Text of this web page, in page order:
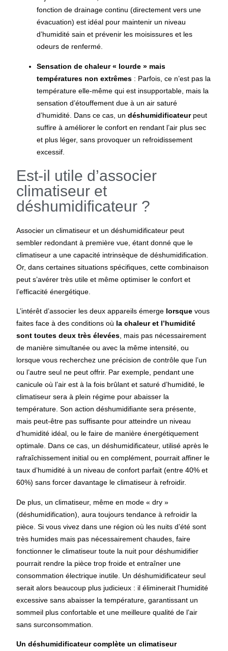
fonction de drainage continu (directement vers une
évacuation) est idéal pour maintenir un niveau
d’humidité sain et prévenir les moisissures et les
odeurs de renfermé.
Sensation de chaleur « lourde » mais
températures non extrêmes : Parfois, ce n’est pas la
température elle-même qui est insupportable, mais la
sensation d’étouffement due à un air saturé
d’humidité. Dans ce cas, undéshumidificateurpeut
suffire à améliorer le confort en rendant l’air plus sec
et plus léger, sans provoquer un refroidissement
excessif.
Est-il utile d’associer
climatiseur et
déshumidificateur ?
Associer un climatiseur et un déshumidificateur peut
sembler redondant à première vue, étant donné que le
climatiseur a une capacité intrinsèque de déshumidification.
Or, dans certaines situations spécifiques, cette combinaison
peut s’avérer très utile et même optimiser le confort et
l’efficacité énergétique.
L’intérêt d’associer les deux appareils émerge lorsque vous
faites face à des conditions où la chaleur et l’humidité
sont toutes deux très élevées , mais pas nécessairement
de manière simultanée ou avec la même intensité, ou
lorsque vous recherchez une précision de contrôle que l’un
ou l’autre seul ne peut offrir. Par exemple, pendant une
canicule où l’air est à la fois brûlant et saturé d’humidité, le
climatiseur sera à plein régime pour abaisser la
température. Son action déshumidifiante sera présente,
mais peut-être pas suffisante pour atteindre un niveau
d’humidité idéal, ou le faire de manière énergétiquement
optimale. Dans ce cas, un déshumidificateur, utilisé après le
rafraîchissement initial ou en complément, pourrait affiner le
taux d’humidité à un niveau de confort parfait (entre 40% et
60%) sans forcer davantage le climatiseur à refroidir.
De plus, un climatiseur, même en mode « dry »
(déshumidification), aura toujours tendance à refroidir la
pièce. Si vous vivez dans une région où les nuits d’été sont
très humides mais pas nécessairement chaudes, faire
fonctionner le climatiseur toute la nuit pour déshumidifier
pourrait rendre la pièce trop froide et entraîner une
consommation électrique inutile. Un déshumidificateur seul
serait alors beaucoup plus judicieux : il éliminerait l’humidité
excessive sans abaisser la température, garantissant un
sommeil plus confortable et une meilleure qualité de l’air
sans surconsommation.
Un déshumidificateur complète un climatiseur